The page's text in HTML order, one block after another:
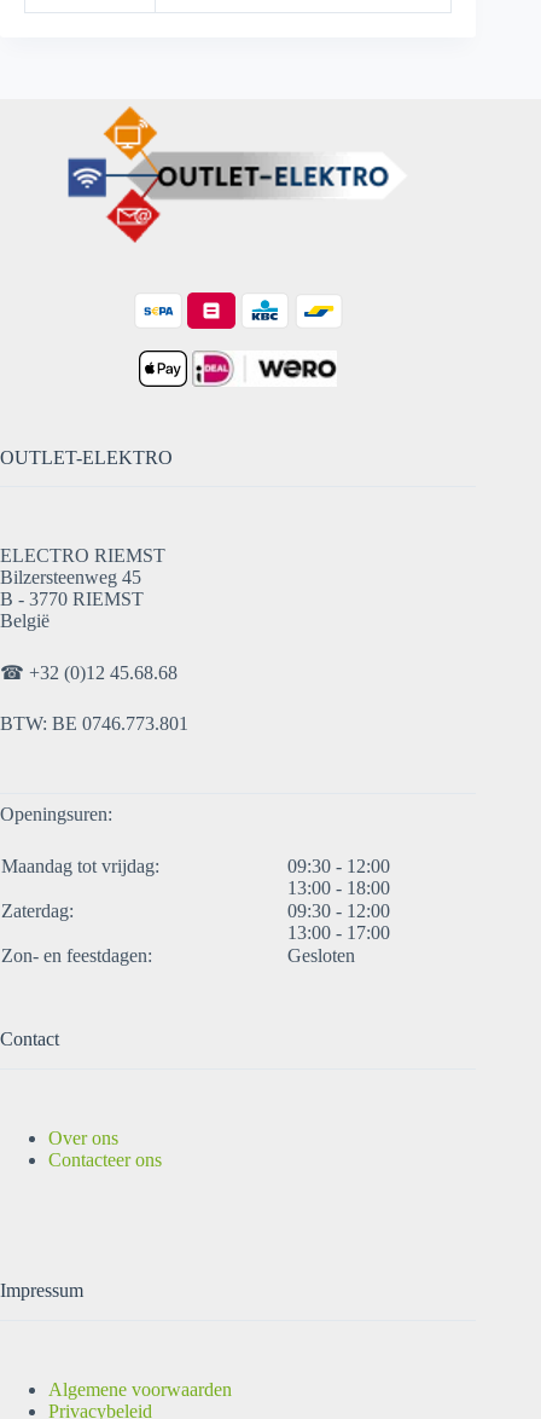
OUTLET-ELEKTRO
ELECTRO RIEMST
Bilzersteenweg 45
B - 3770 RIEMST
België
☎ +32 (0)12 45.68.68
BTW: BE 0746.773.801
Openingsuren:
Maandag tot vrijdag:
09:30 - 12:00
13:00 - 18:00
Zaterdag:
09:30 - 12:00
13:00 - 17:00
Zon- en feestdagen:
Gesloten
Contact
Over ons
Contacteer ons
Impressum
Algemene voorwaarden
Privacybeleid